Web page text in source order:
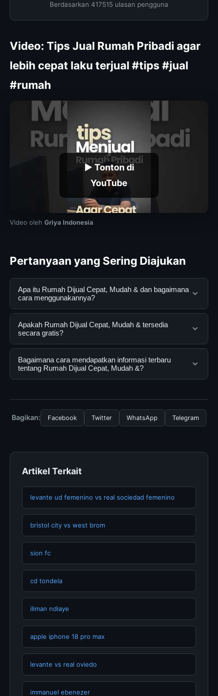
Berdasarkan 417515 ulasan pengguna
Video: Tips Jual Rumah Pribadi agar
lebih cepat laku terjual #tips #jual
#rumah
▶ Tonton di
YouTube
Video oleh Griya Indonesia
Pertanyaan yang Sering Diajukan
Apa itu Rumah Dijual Cepat, Mudah & dan bagaimana
cara menggunakannya?
Rumah Dijual Cepat, Mudah & adalah layanan digital
yang dirancang untuk membantu pengguna
mendapatkan informasi lengkap dan terpercaya. Anda
dapat menggunakannya dengan mengunjungi situs
resmi dan mengikuti panduan yang tersedia.
Apakah Rumah Dijual Cepat, Mudah & tersedia
secara gratis?
Ya, Rumah Dijual Cepat, Mudah & dapat diakses secara
gratis oleh semua pengguna. Tidak ada biaya
tersembunyi atau langganan yang diperlukan untuk
Bagaimana cara mendapatkan informasi terbaru
tentang Rumah Dijual Cepat, Mudah &?
resmi kami secara berkala. Kami selalu memperbarui
konten dengan informasi terkini dan terpercaya.
Bagikan: Facebook Twitter WhatsApp Telegram
Artikel Terkait
levante ud femenino vs real sociedad femenino
bristol city vs west brom
sion fc
cd tondela
iliman ndiaye
apple iphone 18 pro max
levante vs real oviedo
immanuel ebenezer